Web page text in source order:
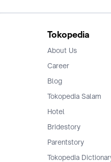
Tokopedia
About Us
Career
Blog
Tokopedia Salam
Hotel
Bridestory
Parentstory
Tokopedia